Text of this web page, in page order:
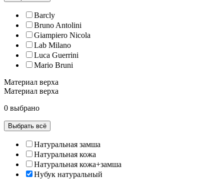
Barcly
Bruno Antolini
Giampiero Nicola
Lab Milano
Luca Guerrini
Mario Bruni
Материал верха
Материал верха
0 выбрано
Выбрать всё
Натуральная замша
Натуральная кожа
Натуральная кожа+замша
Нубук натуральный